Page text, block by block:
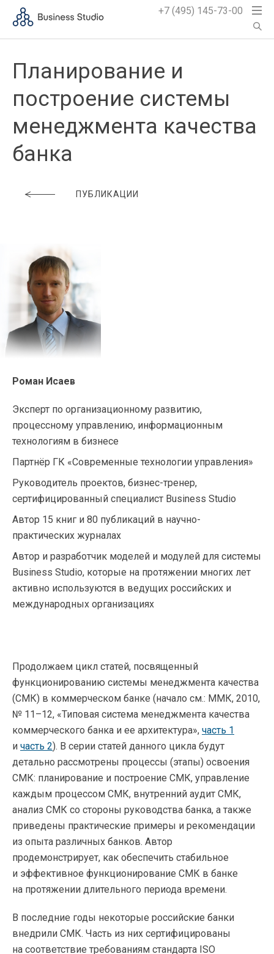
+7 (495) 145-73-00
Планирование и
построение системы
менеджмента качества
банка
ПУБЛИКАЦИИ
Роман Исаев
Эксперт по организационному развитию,
процессному управлению, информационным
технологиям в бизнесе
Партнёр ГК «Современные технологии управления»
Руководитель проектов, бизнес-тренер,
сертифицированный специалист Business Studio
Автор 15 книг и 80 публикаций в научно-
практических журналах
Автор и разработчик моделей и модулей для системы
Business Studio, которые на протяжении многих лет
активно используются в ведущих российских и
международных организациях
Продолжаем цикл статей, посвященный
функционированию системы менеджмента качества
(СМК) в коммерческом банке (начало см.: ММК, 2010,
№ 11–12, «Типовая система менеджмента качества
коммерческого банка и ее архитектура», часть 1
и часть 2). В серии статей данного цикла будут
детально рассмотрены процессы (этапы) освоения
СМК: планирование и построение СМК, управление
каждым процессом СМК, внутренний аудит СМК,
анализ СМК со стороны руководства банка, а также
приведены практические примеры и рекомендации
из опыта различных банков. Автор
продемонстрирует, как обеспечить стабильное
и эффективное функционирование СМК в банке
на протяжении длительного периода времени.
В последние годы некоторые российские банки
внедрили СМК. Часть из них сертифицированы
на соответствие требованиям стандарта ISO